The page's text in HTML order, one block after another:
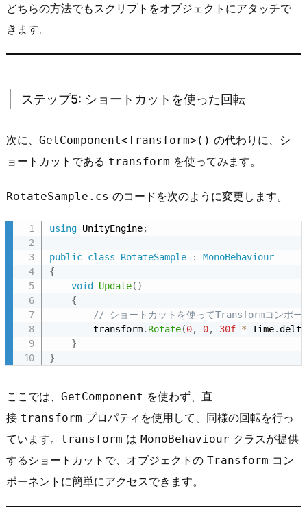
た
回
e
C
p
に
つ
い
て
の
細
解
説
2.
1.
どちらの方法でもスクリプトをオブジェクトにアタッチで
きます。
ステップ5: ショートカットを使った回転
次に、 GetComponent<Transform>() の代わりに、シ
ョートカットである transform を使ってみます。
RotateSample.cs のコードを次のように変更します。
using UnityEngine;
public class RotateSample :
MonoBehaviour
{
void
Update( )
{
// ショートカットを使ってTransformコンポー
        transform
. Rotate(0, 0, 30f * Time.
}
}
ここでは、 GetComponent を使わず、直
接 transform プロパティを使用して、同様の回転を行っ
ています。 transform は MonoBehaviour クラスが提供
するショートカットで、オブジェクトの Transform コン
ポーネントに簡単にアクセスできます。